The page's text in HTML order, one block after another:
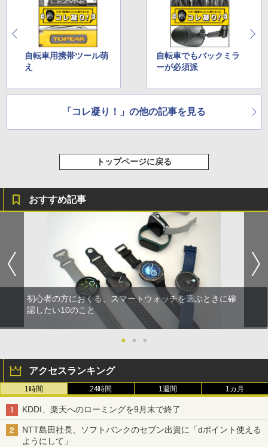
自転車用携帯ツール萌
え
自転車でもバックミラ
ーが必須派
「コレ凝り！」の他の記事を見る
トップページに戻る
おすすめ記事
初心者の方におくる、スマートウォッチを選ぶときに確
認したい10のこと
● ● ●
アクセスランキング
1時間 24時間 1週間 1カ月
KDDI、楽天へのローミングを9月末で終了
NTT島田社長、ソフトバンクのセブン出資に「dポイント使える
ようにして」